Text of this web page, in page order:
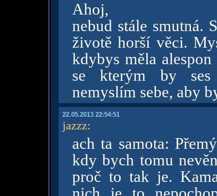
Ahoj,
nebud stále smutná.
životě horší věci.
kdybys měla
se kterým by ses
nemyslím sebe, aby
22.05.2013 22:54:51
jazzz:
ach ta samota:
kdy bych tomu
proč to tak je.